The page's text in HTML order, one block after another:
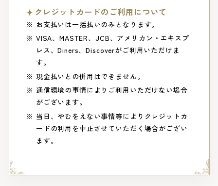
クレジットカードのご利用について
お支払いは一括払いのみとなります。
VISA、MASTER、JCB、アメリカン・エキスプ
レス、Diners、Discoverがご利用いただけま
す。
現金払いとの併用はできません。
通信環境の事情によりご利用いただけない場合
がございます。
当日、やむをえない事情等によりクレジットカ
ードの利用を中止させていただく場合がござい
ます。